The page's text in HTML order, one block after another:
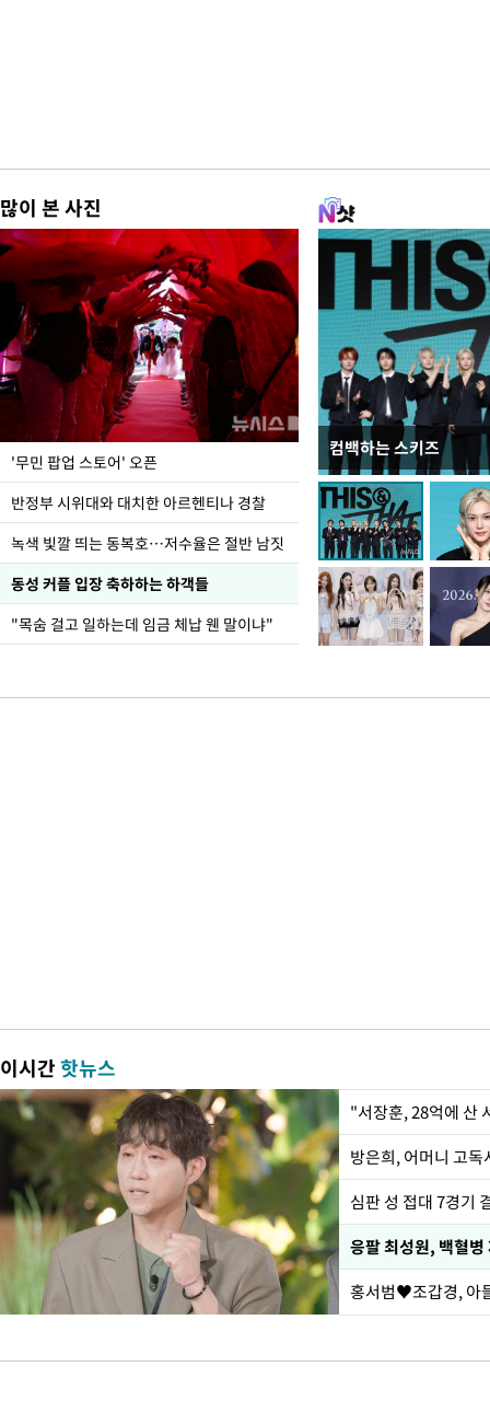
많이 본 사진
'무민 팝업 스토어' 오픈
반정부 시위대와 대치한 아르헨티나 경찰
녹색 빛깔 띄는 동복호…저수율은 절반 남짓
동성 커플 입장 축하하는 하객들
"목숨 걸고 일하는데 임금 체납 웬 말이냐"
컴백하는 스키즈
지석천 뒤덮은 개구리
이시간핫뉴스
"서장훈, 28억에 산
방은희, 어머니 고
심판 성 접대 7경기
응팔 최성원, 백혈
홍서범♥조갑경, 아